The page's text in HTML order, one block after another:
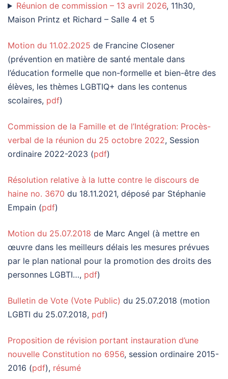
Réunion de commission – 13 avril 2026, 11h30,
Maison Printz et Richard – Salle 4 et 5
Motion du 11.02.2025 de Francine Closener
(prévention en matière de santé mentale dans
l’éducation formelle que non-formelle et bien-être des
élèves, les thèmes LGBTIQ+ dans les contenus
scolaires, pdf)
Commission de la Famille et de l’Intégration: Procès-
verbal de la réunion du 25 octobre 2022, Session
ordinaire 2022-2023 (pdf)
Résolution relative à la lutte contre le discours de
haine no. 3670 du 18.11.2021, déposé par Stéphanie
Empain (pdf)
Motion du 25.07.2018 de Marc Angel (à mettre en
œuvre dans les meilleurs délais les mesures prévues
par le plan national pour la promotion des droits des
personnes LGBTI…, pdf)
Bulletin de Vote (Vote Public) du 25.07.2018 (motion
LGBTI du 25.07.2018, pdf)
Proposition de révision portant instauration d’une
nouvelle Constitution no 6956, session ordinaire 2015-
2016 (pdf), résumé